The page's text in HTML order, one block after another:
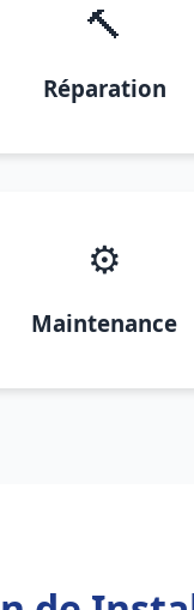
🔨
Réparation
⚙️
Maintenance